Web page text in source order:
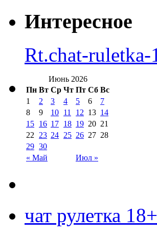
Интересное
Rt.chat-ruletka-
Июнь 2026
Пн Вт Ср Чт Пт Сб Вс
« Май Июл »
1 2 3 4 5 6
7
8
9 10 11 12 13 14
15 16 17 18 19 20 21
22
23 24 25 26 27 28
29 30
чат рулетка 18+